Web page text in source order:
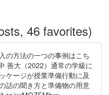
46 favorites)
の方法の一つの事例はこち
善大（2022）通常の学級に
ケージが授業準備行動に及
の聞き方と準備物の用意